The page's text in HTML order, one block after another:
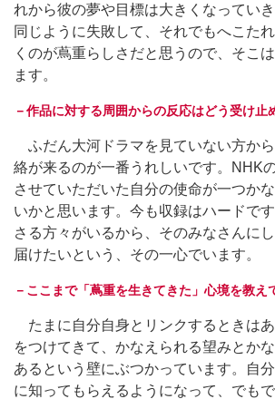
れから彼の夢や目標は大きくなってい
同じように失敗して、それでもへこた
くのが蔦重らしさだと思うので、そこ
ます。
－作品に対する周囲からの反応はどう受け止
ふだん大河ドラマを見ていない方か
絡が来るのが一番うれしいです。NHK
させていただいた自分の使命が一つか
いかと思います。今も収録はハードで
さる方々がいるから、そのみなさんに
届けたいという、その一心でいます。
－ここまで「蔦重を生きてきた」心境を教え
たまに自分自身とリンクするときは
をつけてきて、かなえられる望みとか
あるという壁にぶつかっています。自
に知ってもらえるようになって、でも